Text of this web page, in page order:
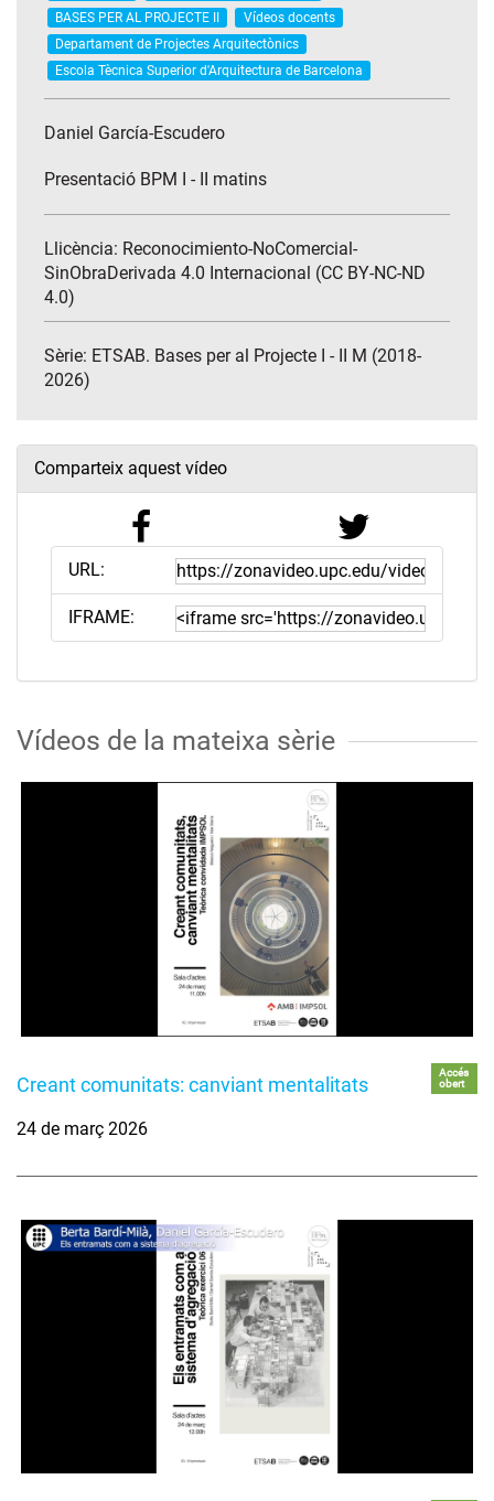
BASES PER AL PROJECTE II
Vídeos docents
Departament de Projectes Arquitectònics
Escola Tècnica Superior d'Arquitectura de Barcelona
Daniel García-Escudero
Presentació BPM I - II matins
Llicència: Reconocimiento-NoComercial-
SinObraDerivada 4.0 Internacional (CC BY-NC-ND
4.0)
Sèrie: ETSAB. Bases per al Projecte I - II M (2018-
2026)
Comparteix aquest vídeo
URL:
IFRAME:
Vídeos de la mateixa sèrie
Creant comunitats: canviant mentalitats
Accés
obert
24 de març 2026